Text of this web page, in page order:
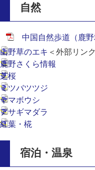
自然
中国自然歩道（鹿
山野草のエキ ＜外部リン
鹿野さくら情報
芝桜
ミツバツツジ
ヤマボウシ
アサギマダラ
紅葉・椛
宿泊・温泉